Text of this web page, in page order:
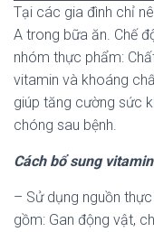
Tại các gia đình chỉ
A trong bữa ăn. Chế
nhóm thực phẩm:
vitamin và khoáng
giúp tăng cường sức
chóng sau bệnh.
Cách bổ sung
– Sử dụng nguồn
gồm: Gan động vật,